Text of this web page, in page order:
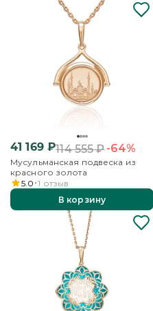
41 169₽114 555₽-64%
Мусульманская подвеска из
красного золота
5.0 1 отзыв
В корзину